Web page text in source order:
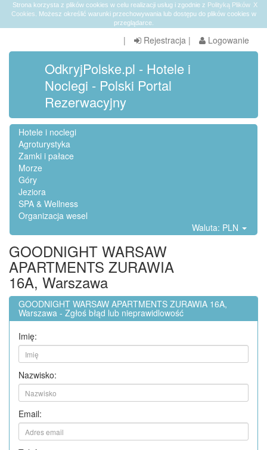
X
Strona korzysta z plików cookies w celu realizacji usług i zgodnie z Polityką Plików
Cookies . Możesz określić warunki przechowywania lub dostępu do plików cookies w
przeglądarce.
| Rejestracja | Logowanie
OdkryjPolske.pl - Hotele i
Noclegi - Polski Portal
Rezerwacyjny
Hotele i noclegi
Agroturystyka
Zamki i pałace
Morze
Góry
Jeziora
SPA & Wellness
Organizacja wesel
Waluta: PLN
GOODNIGHT WARSAW
APARTMENTS ZURAWIA
16A, Warszawa
GOODNIGHT WARSAW APARTMENTS ZURAWIA 16A,
Warszawa - Zgłoś błąd lub nieprawidlowość
Imię:
Nazwisko:
Email: